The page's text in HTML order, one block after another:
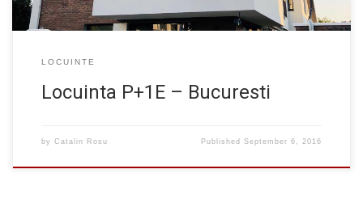
LOCUINTE
Locuinta P+1E – Bucuresti
by Catalin Rosu PublishedSeptember 6, 2016